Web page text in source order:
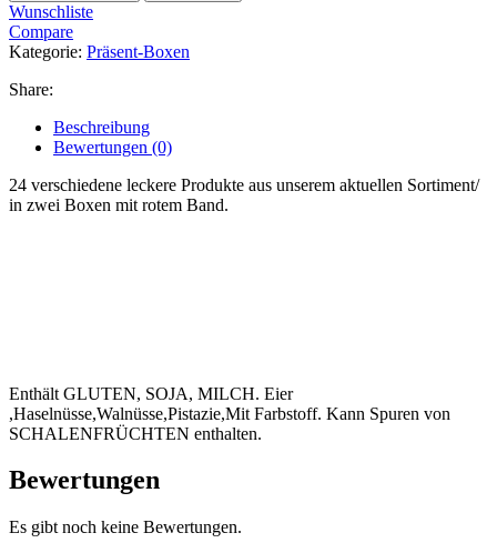
Wunschliste
Compare
Kategorie: Präsent-Boxen
Share:
Beschreibung
Bewertungen (0)
24 verschiedene leckere Produkte aus unserem aktuellen Sortiment/
in zwei Boxen mit rotem Band.
Enthält GLUTEN, SOJA, MILCH. Eier
,Haselnüsse,Walnüsse,Pistazie,Mit Farbstoff. Kann Spuren von
SCHALENFRÜCHTEN enthalten.
Bewertungen
Es gibt noch keine Bewertungen.